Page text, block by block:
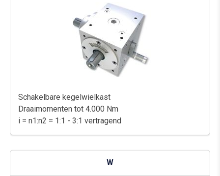
Schakelbare kegelwielkast
Draaimomenten tot 4.000 Nm
i = n1:n2 = 1:1 - 3:1 vertragend
W